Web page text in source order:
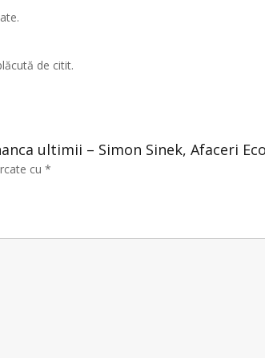
de citit.
ultimii – Simon Sinek, Afaceri
cu*